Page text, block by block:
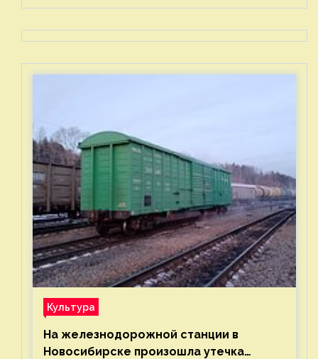
Культура
На железнодорожной станции в
Новосибирске произошла утечка